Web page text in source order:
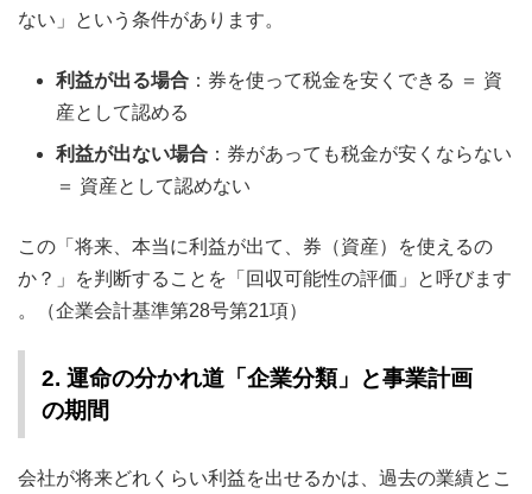
ない」という条件があります。
利益が出る場合 ：券を使って税金を安くできる ＝ 資
産として認める
利益が出ない場合 ：券があっても税金が安くならない
＝ 資産として認めない
この「将来、本当に利益が出て、券（資産）を使えるの
か？」を判断することを「回収可能性の評価」と呼びます
。（企業会計基準第28号第21項）
2. 運命の分かれ道「企業分類」と事業計画
の期間
会社が将来どれくらい利益を出せるかは、過去の業績とこ